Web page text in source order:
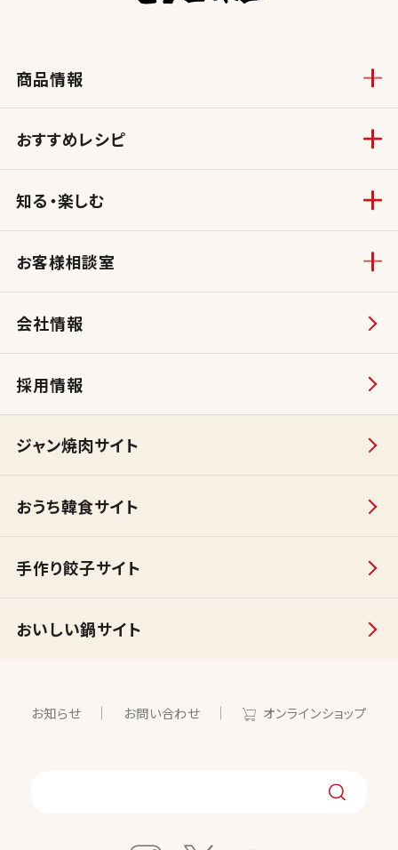
商品情報
おすすめレシピ
知る・楽しむ
お客様相談室
会社情報
採用情報
ジャン焼肉サイト
おうち韓食サイト
手作り餃子サイト
おいしい鍋サイト
お知らせ お問い合わせ オンラインショップ